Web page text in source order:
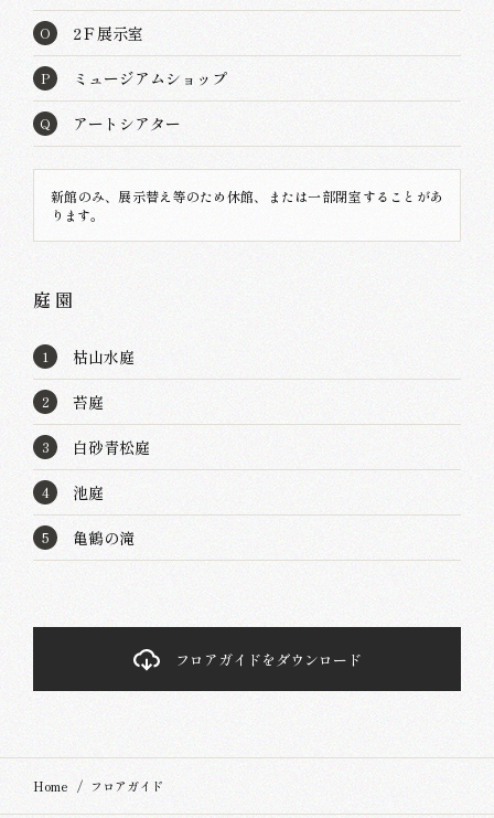
O 2Ｆ展示室
P ミュージアムショップ
Q アートシアター
新館のみ、展示替え等のため休館、または一部閉室することがあ
ります。
庭 園
1 枯山水庭
2 苔庭
3 白砂青松庭
4 池庭
5 亀鶴の滝
フロアガイドをダウンロード
Home フロアガイド